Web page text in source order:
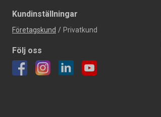
Kundinställningar
Företagskund / Privatkund
Följ oss